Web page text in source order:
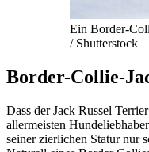
Ein Border-
/ Shutterstock
Border-Collie-
Dass der Jack Russel
allermeisten
seiner zierlichen Statur nur